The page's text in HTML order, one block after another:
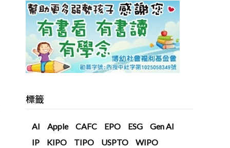
標籤
AI Apple CAFC EPO ESG
Gen AI
IP
KIPO TIPO USPTO
WIPO